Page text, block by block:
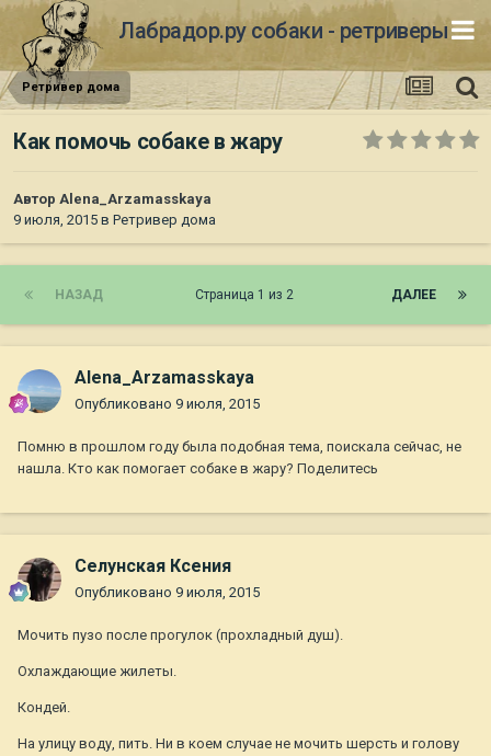
Лабрадор.ру собаки - ретриверы
Ретривер дома
Как помочь собаке в жару
Автор Alena_Arzamasskaya
9 июля, 2015 в Ретривер дома
НАЗАД ДАЛЕЕ
Страница 1 из 2
Alena_Arzamasskaya
Опубликовано 9 июля, 2015
Помню в прошлом году была подобная тема, поискала сейчас, не
нашла. Кто как помогает собаке в жару? Поделитесь
Селунская Ксения
Опубликовано 9 июля, 2015
Мочить пузо после прогулок (прохладный душ).
Охлаждающие жилеты.
Кондей.
На улицу воду, пить. Ни в коем случае не мочить шерсть и голову